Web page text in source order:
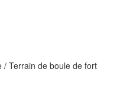
/ Terrain de boule de fort